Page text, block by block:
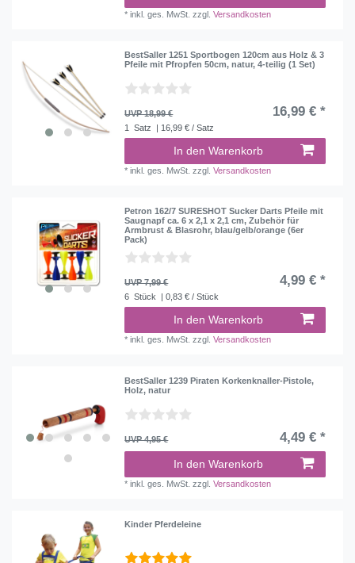
*inkl. ges. MwSt. zzgl.Versandkosten
BestSaller 1251 Sportbogen 120cm aus Holz & 3
Pfeile mit Pfropfen 50cm, natur, 4-teilig (1 Set)
UVP 18,99 € 16,99 € *
1 Satz | 16,99 € / Satz
In den Warenkorb
*inkl. ges. MwSt. zzgl.Versandkosten
Petron 162/7 SURESHOT Sucker Darts Pfeile mit
Saugnapf ca. 6 x 2,1 x 2,1 cm, Zubehör für
Armbrust & Blasrohr, blau/gelb/orange (6er
Pack)
UVP 7,99 € 4,99 € *
6 Stück | 0,83 € / Stück
In den Warenkorb
*inkl. ges. MwSt. zzgl.Versandkosten
BestSaller 1239 Piraten Korkenknaller-Pistole,
Holz, natur
UVP 4,95 € 4,49 € *
In den Warenkorb
*inkl. ges. MwSt. zzgl.Versandkosten
Kinder Pferdeleine